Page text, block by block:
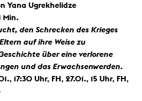
Yana Ugrekhelidze
Min.
den Schrecken des Krieges
auf ihre Weise zu
über eine verlorene
und das Erwachsenwerden.
17:30 Uhr, FH, 27.01., 15 Uhr, FH,